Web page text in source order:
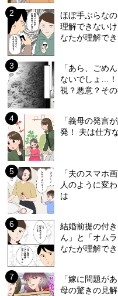
ほぼ手ぶらな
理解できない
なたが理解でき
「あら、ごめ
ないでしょ…
視？悪意？そ
「義母の発言
発！ 夫は仕方
「夫のスマホ
人のように変
は
結婚前提の付
ん」と「オム
なたが理解でき
「嫁に問題が
母の驚きの見